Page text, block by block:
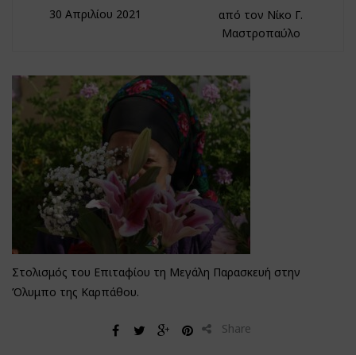
30 Απριλίου 2021
από τον Νίκο Γ.
Μαστροπαύλο
Στολισμός του Επιταφίου τη Μεγάλη Παρασκευή στην
Όλυμπο της Καρπάθου.
Share